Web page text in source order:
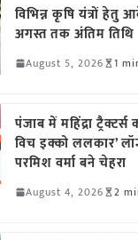
विभिन्न कृषि यंत्रों
अगस्त तक अंतिम तिथि
August 5, 2026 1
पंजाब में महिंद्रा
विच इक्को ललकार’
परमिश वर्मा बने चेहरा
August 4, 2026 2